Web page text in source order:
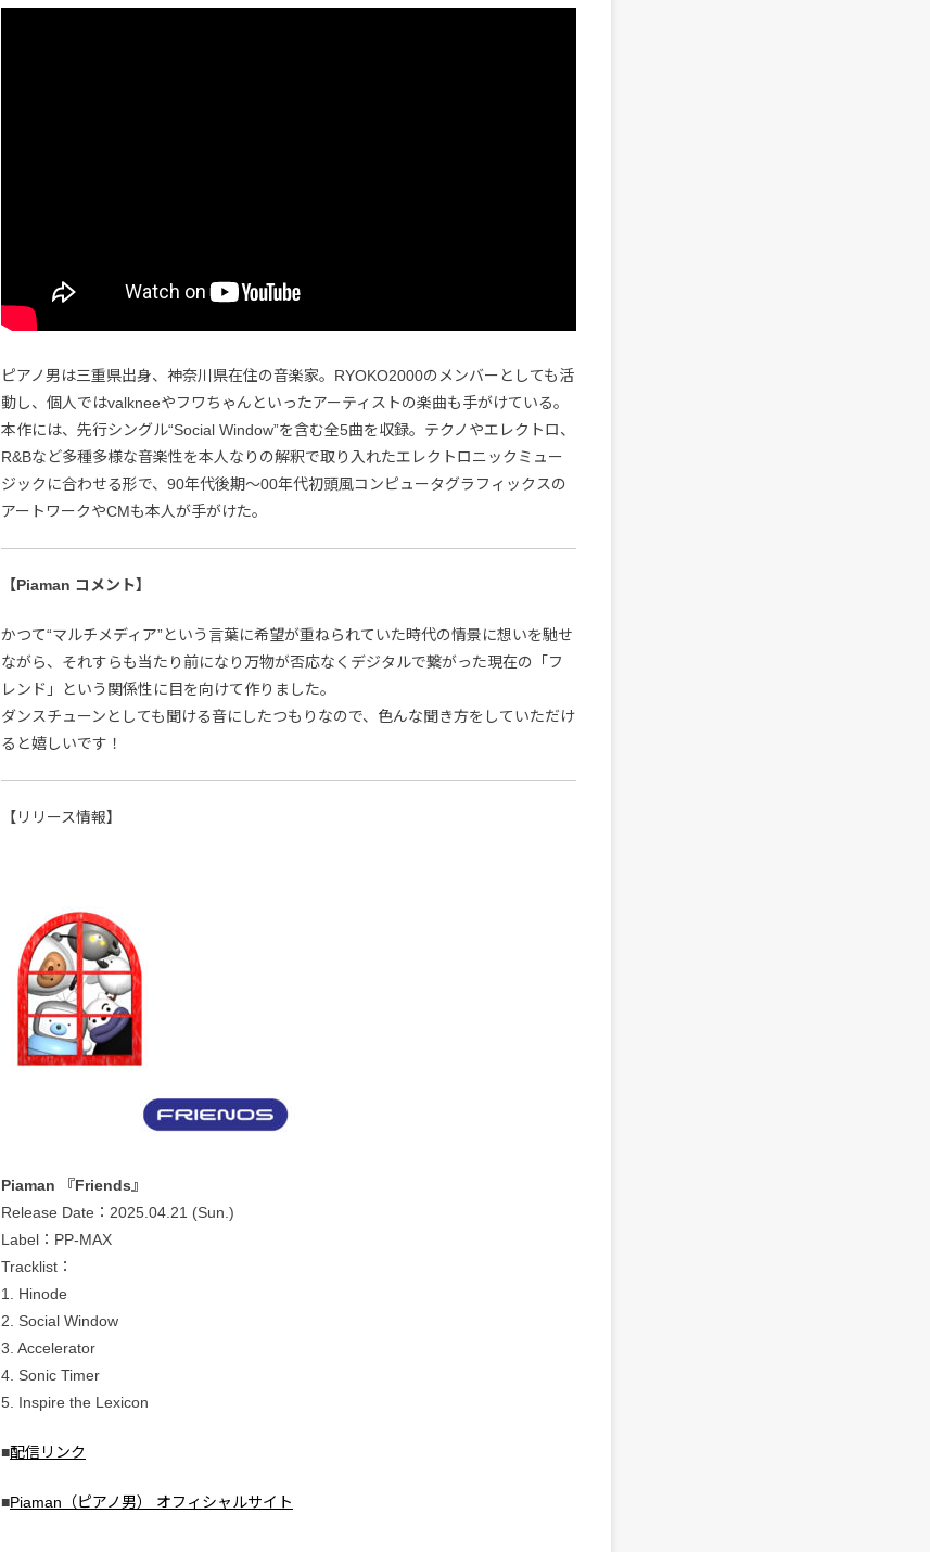
ピアノ男は三重県出身、神奈川県在住の音楽家。RYOKO2000のメンバーとしても活
動し、個人ではvalkneeやフワちゃんといったアーティストの楽曲も手がけている。
本作には、先行シングル“Social Window”を含む全5曲を収録。テクノやエレクトロ、
R&Bなど多種多様な音楽性を本人なりの解釈で取り入れたエレクトロニックミュー
ジックに合わせる形で、90年代後期〜00年代初頭風コンピュータグラフィックスの
アートワークやCMも本人が手がけた。
【Piaman コメント】
かつて“マルチメディア”という言葉に希望が重ねられていた時代の情景に想いを馳せ
ながら、それすらも当たり前になり万物が否応なくデジタルで繋がった現在の「フ
レンド」という関係性に目を向けて作りました。
ダンスチューンとしても聞ける音にしたつもりなので、色んな聞き方をしていただけ
ると嬉しいです！
【リリース情報】
Piaman 『Friends』
Release Date：2025.04.21 (Sun.)
Label：PP-MAX
Tracklist：
1. Hinode
2. Social Window
3. Accelerator
4. Sonic Timer
5. Inspire the Lexicon
■配信リンク
■Piaman（ピアノ男） オフィシャルサイト